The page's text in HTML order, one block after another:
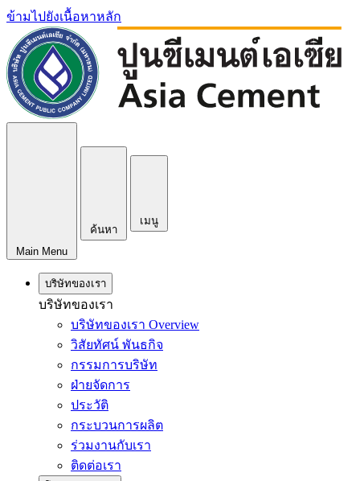
ข้ามไปยังเนื้อหาหลัก
Main Menu
ค้นหา
เมนู
บริษัทของเรา
บริษัทของเรา
บริษัทของเรา Overview
วิสัยทัศน์ พันธกิจ
กรรมการบริษัท
ฝ่ายจัดการ
ประวัติ
กระบวนการผลิต
ร่วมงานกับเรา
ติดต่อเรา